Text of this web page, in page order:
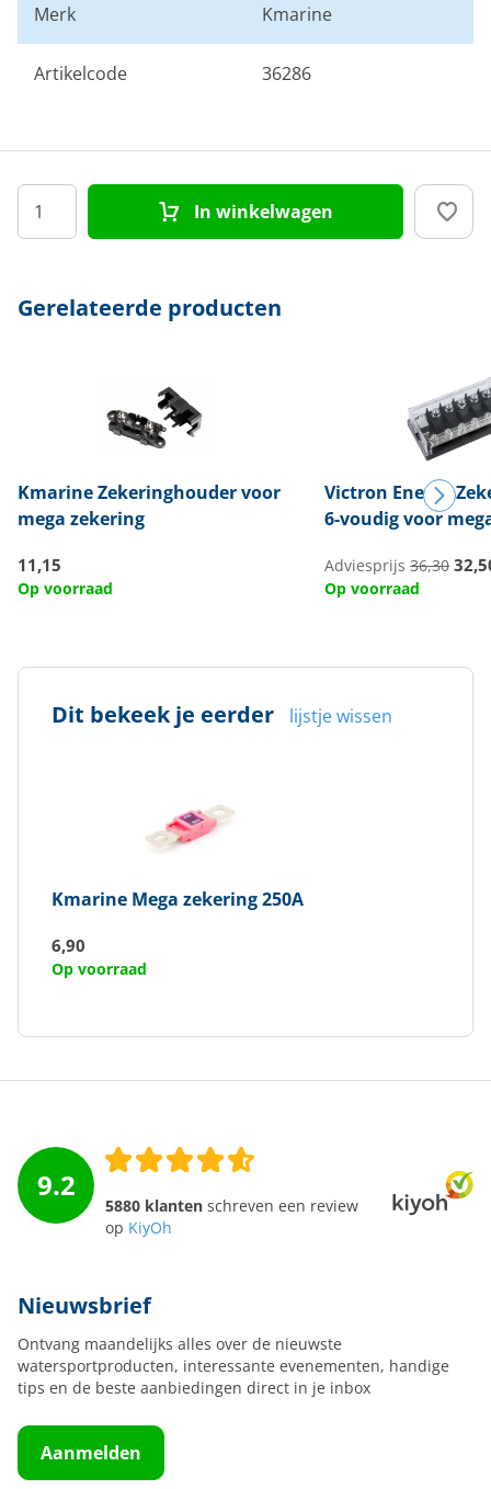
Merk Kmarine
Artikelcode 36286
In winkelwagen
Gerelateerde producten
KmarineZekeringhouder voor
mega zekering
11,15
Op voorraad
Victron Energy
6-voudig voor
Adviesprijs 36,30
Op voorraad
Dit bekeek je eerder lijstje wissen
Kmarine Mega zekering 250A
6,90
Op voorraad
9.2
5880 klanten schreven een review
op KiyOh
Nieuwsbrief
Ontvang maandelijks alles over de nieuwste
watersportproducten, interessante evenementen, handige
tips en de beste aanbiedingen direct in je inbox
Aanmelden